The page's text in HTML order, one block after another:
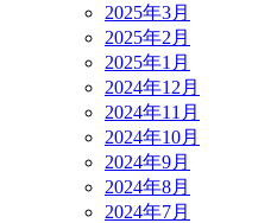
2025年3月
2025年2月
2025年1月
2024年12月
2024年11月
2024年10月
2024年9月
2024年8月
2024年7月